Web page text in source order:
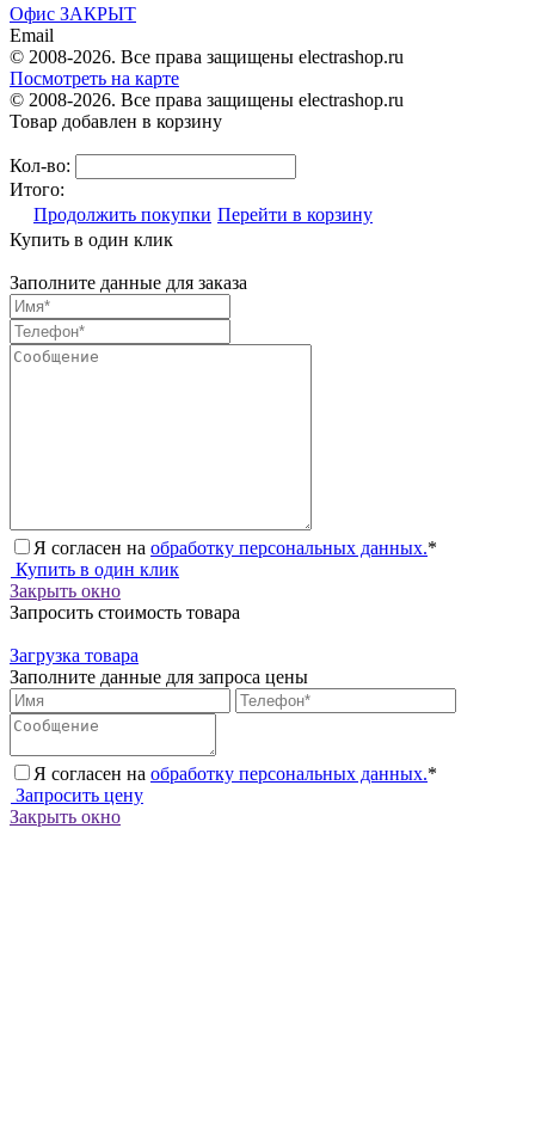
Офис ЗАКРЫТ
Email
© 2008-2026. Все права защищены electrashop.ru
Посмотреть на карте
© 2008-2026. Все права защищены electrashop.ru
Товар добавлен в корзину
Кол-во:
Итого:
Продолжить покупки Перейти в корзину
Купить в один клик
Заполните данные для заказа
Я согласен на обработку персональных данных.*
Купить в один клик
Закрыть окно
Запросить стоимость товара
Загрузка товара
Заполните данные для запроса цены
Я согласен на обработку персональных данных.*
Запросить цену
Закрыть окно